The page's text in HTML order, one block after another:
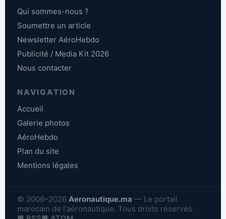
Qui sommes-nous ?
Soumettre un article
Newsletter AéroHebdo
Publicité / Media Kit 2026
Nous contacter
NAVIGATION
Accueil
Galerie photos
AéroHebdo
Plan du site
Mentions légales
© 2006–2026 Aeronautique.ma — Le portail
marocain de l'aéronautique. Tous droits réservés.